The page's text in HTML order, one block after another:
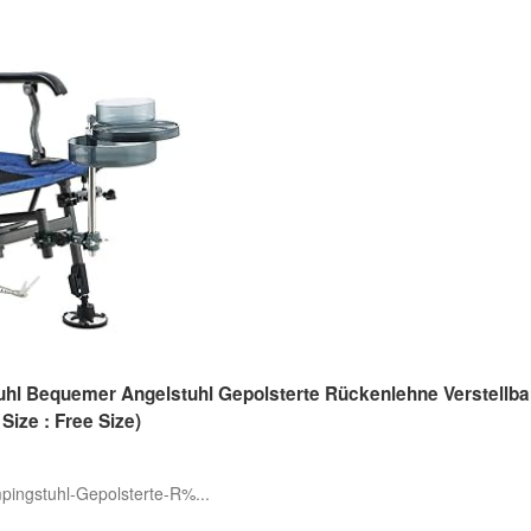
Bequemer Angelstuhl Gepolsterte Rückenlehne
: Free Size)
Gepolsterte-R%...